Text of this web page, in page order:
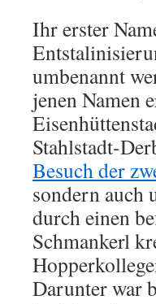
Ihr erster
umbenannt
jenen Namen
Stahlstadt-
Besuch der
sondern auch
durch einen
Schmankerl
Darunter war